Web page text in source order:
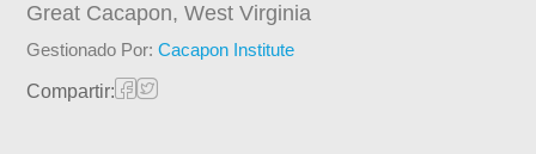
Great Cacapon,West Virginia
Gestionado Por:Cacapon Institute
Compartir: